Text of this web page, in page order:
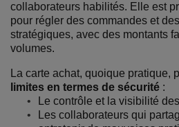
collaborateurs habilités. Elle est
pour régler des commandes et
stratégiques, avec des montants
volumes.
La carte achat, quoique pratique,
limites en termes de sécurité :
Le contrôle et la visibilité
Les collaborateurs qui